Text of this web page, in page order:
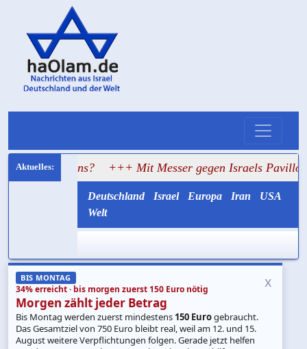
+++ Mit Messer gegen Israels Pavillon: Hass
Deutschland Israel Europa Iran
USA
Welt
BIS MONTAG
34% erreicht · bis morgen zuerst 150 Euro nötig
Morgen zählt jeder Betrag
Bis Montag werden zuerst mindestens 150 Eurogebraucht.
Das Gesamtziel von 750 Euro bleibt real, weil am 12. und 15.
August weitere Verpflichtungen folgen. Gerade jetzt helfen
x